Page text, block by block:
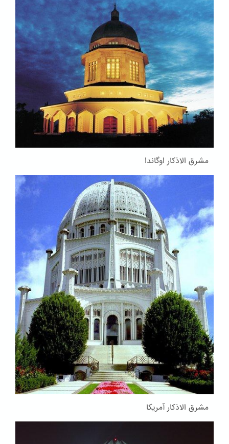
مشرق الاذکار اوگاندا
مشرق الاذکار آمریکا